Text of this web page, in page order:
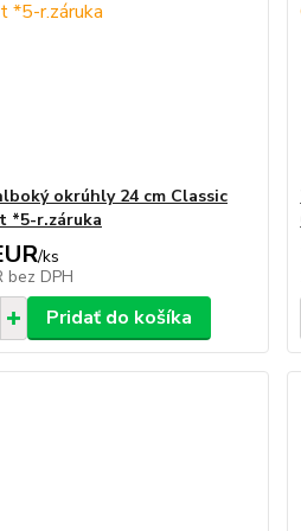
okrúhly 24 cm Classic
*5-r.záruka
/ks
bez DPH
Pridať do košíka